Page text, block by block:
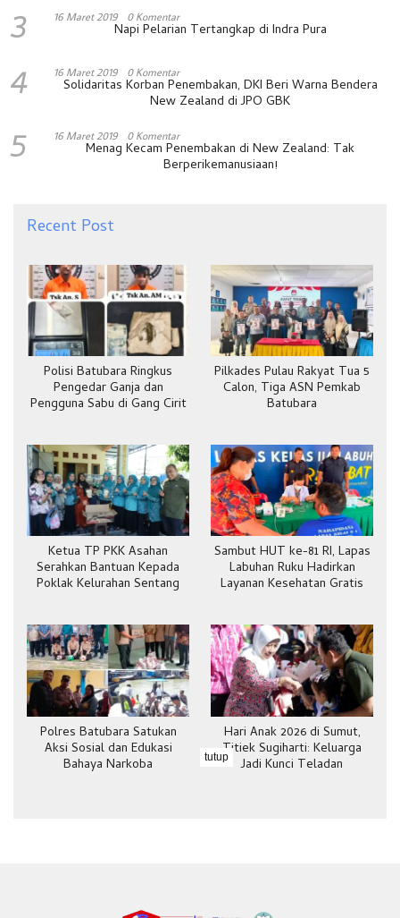
3 16 Maret 2019 0 Komentar
Napi Pelarian Tertangkap di Indra Pura
4 16 Maret 2019 0 Komentar
Solidaritas Korban Penembakan, DKI Beri Warna Bendera
New Zealand di JPO GBK
5 16 Maret 2019 0 Komentar
Menag Kecam Penembakan di New Zealand: Tak
Berperikemanusiaan!
Recent Post
Polisi Batubara Ringkus
Pengedar Ganja dan
Pengguna Sabu di Gang Cirit
Pilkades Pulau Rakyat Tua 5
Calon, Tiga ASN Pemkab
Batubara
Ketua TP PKK Asahan
Serahkan Bantuan Kepada
Poklak Kelurahan Sentang
Sambut HUT ke-81 RI, Lapas
Labuhan Ruku Hadirkan
Layanan Kesehatan Gratis
Polres Batubara Satukan
Aksi Sosial dan Edukasi
Bahaya Narkoba
Hari Anak 2026 di Sumut,
Titiek Sugiharti: Keluarga
Jadi Kunci Teladan
tutup